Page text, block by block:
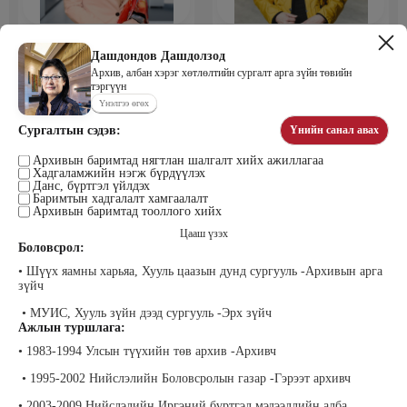
Дашдондов Дашдолзод
Архив, албан хэрэг хөтлөлтийн сургалт арга зүйн төвийн
тэргүүн
Үнэлгээ өгөх
Сургалтын сэдэв: Үнийн санал авах
Архивын баримтад нягтлан шалгалт хийх ажиллагаа
Хадгаламжийн нэгж бүрдүүлэх
Данс, бүртгэл үйлдэх
Баримтын хадгалалт хамгаалалт
Архивын баримтад тооллого хийх
Цааш үзэх
Боловсрол:
• Шүүх яамны харьяа, Хууль цаазын дунд сургууль -Архивын арга
зүйч
• МУИС, Хууль зүйн дээд сургууль -Эрх зүйч
Ажлын туршлага:
• 1983-1994 Улсын түүхийн төв архив -Архивч
• 1995-2002 Нийслэлийн Боловсролын газар -Гэрээт архивч
Удирдахуйн ухаан менежментийн
академийн захирал
Программист, График дизайнер,